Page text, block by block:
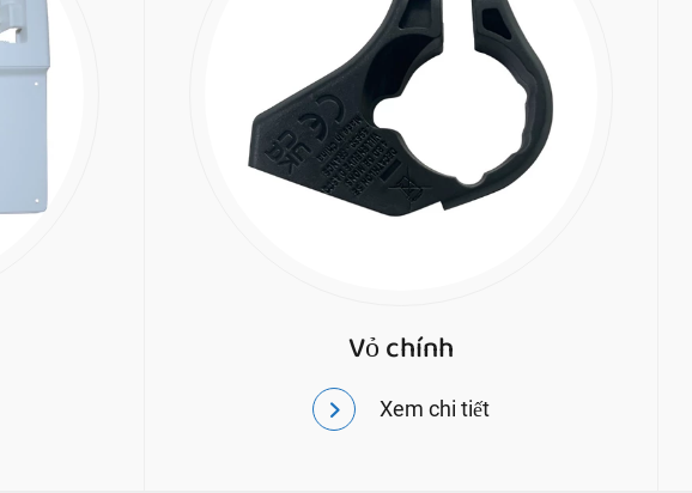
Vỏ chính
Xem chi tiết